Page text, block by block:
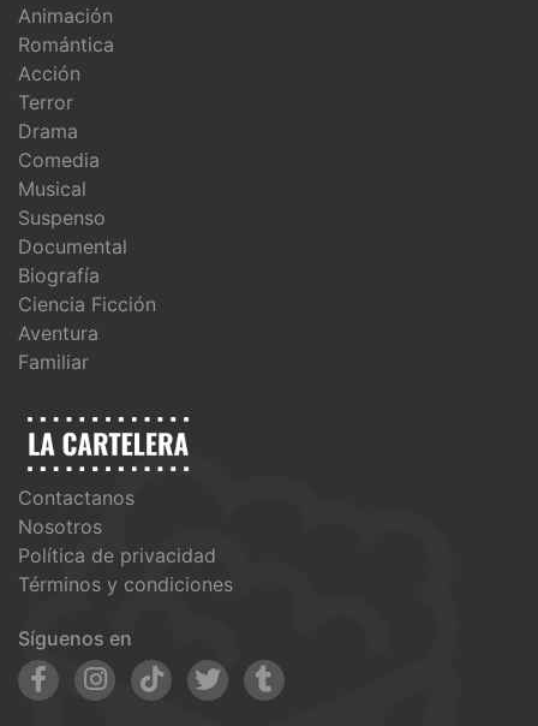
Animación
Romántica
Acción
Terror
Drama
Comedia
Musical
Suspenso
Documental
Biografía
Ciencia Ficción
Aventura
Familiar
Contactanos
Nosotros
Política de privacidad
Términos y condiciones
Síguenos en